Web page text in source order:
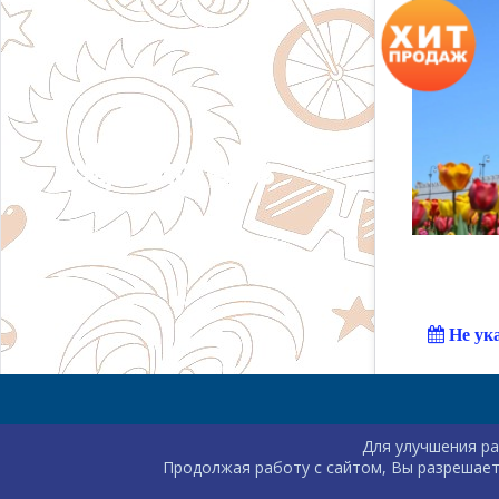
Не
Для улучшения
Продолжая работу с сайтом, Вы